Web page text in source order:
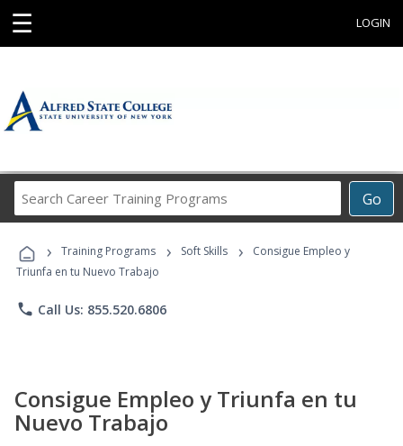
☰ LOGIN
Go
Career
Programs
› Training Programs › Soft Skills ›
Consigue Empleo y
Triunfa en tu Nuevo Trabajo
phone Call Us: 855.520.6806
Consigue Empleo y Triunfa en tu
Nuevo Trabajo